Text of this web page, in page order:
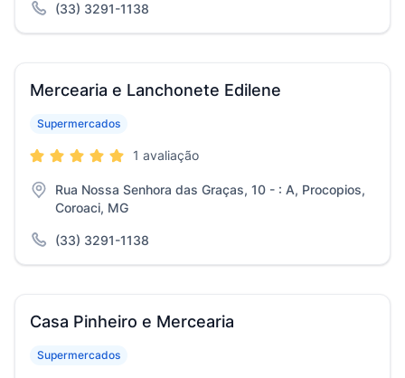
(33) 3291-1138
Mercearia e Lanchonete Edilene
Supermercados
1 avaliação
Rua Nossa Senhora das Graças, 10 - : A, Procopios,
Coroaci, MG
(33) 3291-1138
Casa Pinheiro e Mercearia
Supermercados